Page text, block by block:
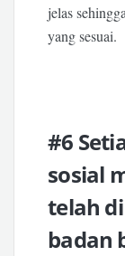
jelas
yang sesuai.
#6
sosial
telah di
badan